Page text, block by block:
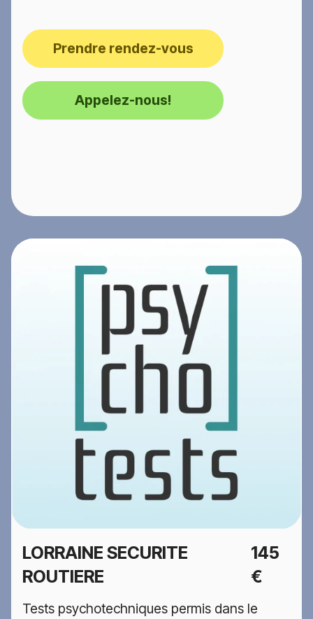
Prendre rendez-vous
Appelez-nous!
LORRAINE SECURITE
ROUTIERE
145
€
Tests psychotechniques permis dans le